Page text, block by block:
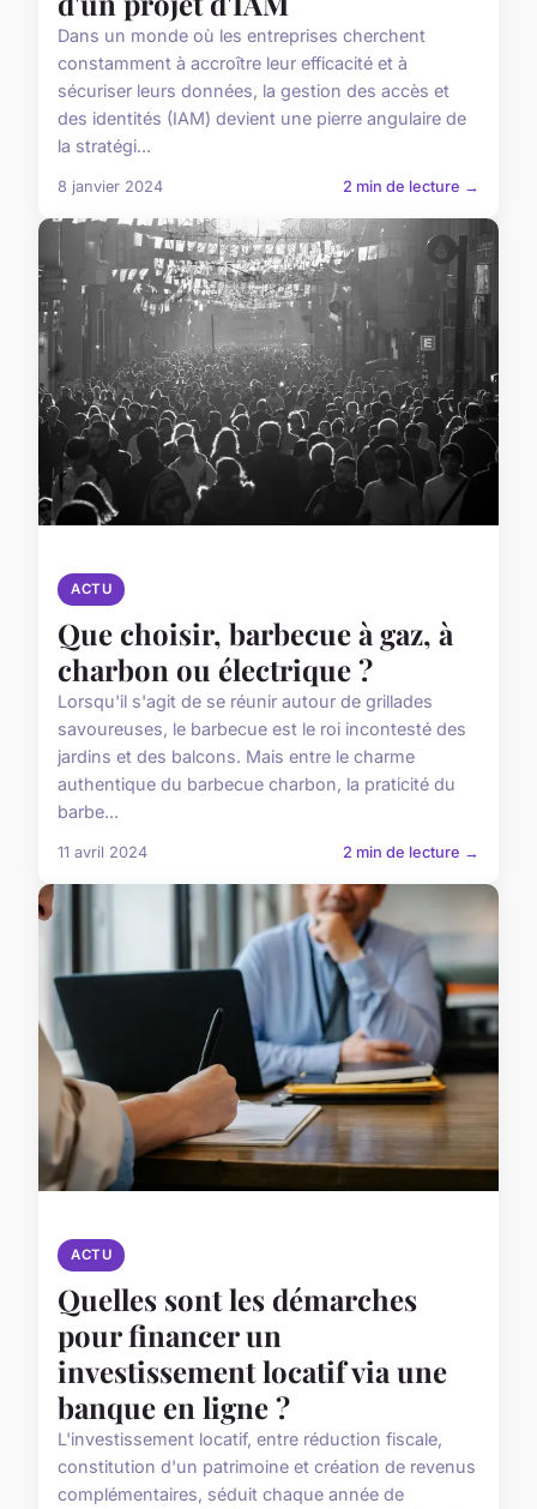
Dans un monde où les entreprises cherchent
constamment à accroître leur efficacité et à
sécuriser leurs données, la gestion des accès et
des identités (IAM) devient une pierre angulaire de
la stratégi...
8 janvier 2024 2 min de lecture →
ACTU
Que choisir, barbecue à gaz, à
charbon ou électrique ?
Lorsqu'il s'agit de se réunir autour de grillades
savoureuses, le barbecue est le roi incontesté des
jardins et des balcons. Mais entre le charme
authentique du barbecue charbon, la praticité du
barbe...
11 avril 2024 2 min de lecture →
ACTU
Quelles sont les démarches
pour financer un
investissement locatif via une
banque en ligne ?
L'investissement locatif, entre réduction fiscale,
constitution d'un patrimoine et création de revenus
complémentaires, séduit chaque année de